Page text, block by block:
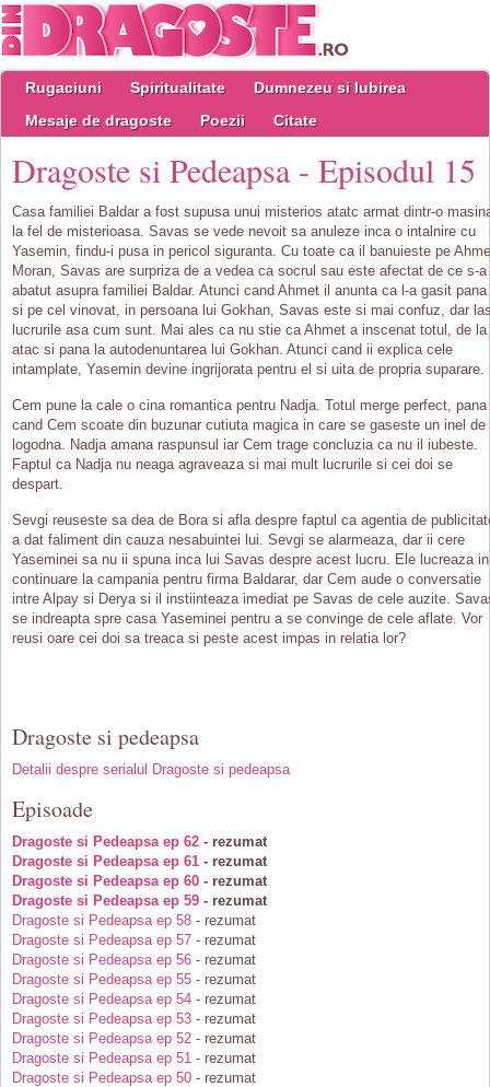
Rugaciuni Spiritualitate
Dumnezeu si Iubirea
Mesaje de dragoste
Poezii Citate
Dragoste si Pedeapsa - Episodul 15
Casa familiei Baldar a fost supusa unui misterios atatc armat dintr-o
la fel de misterioasa. Savas se vede nevoit sa anuleze inca o intalnire cu
Yasemin, findu-i pusa in pericol siguranta. Cu toate ca il banuieste pe
Moran, Savas are surpriza de a vedea ca socrul sau este afectat de ce s-a
abatut asupra familiei Baldar. Atunci cand Ahmet il anunta ca l-a gasit pana
si pe cel vinovat, in persoana lui Gokhan, Savas este si mai confuz, dar
lucrurile asa cum sunt. Mai ales ca nu stie ca Ahmet a inscenat totul, de la
atac si pana la autodenuntarea lui Gokhan. Atunci cand ii explica cele
intamplate, Yasemin devine ingrijorata pentru el si uita de propria suparare.
Cem pune la cale o cina romantica pentru Nadja. Totul merge perfect, pana
cand Cem scoate din buzunar cutiuta magica in care se gaseste un inel de
logodna. Nadja amana raspunsul iar Cem trage concluzia ca nu il iubeste.
Faptul ca Nadja nu neaga agraveaza si mai mult lucrurile si cei doi se
despart.
Sevgi reuseste sa dea de Bora si afla despre faptul ca agentia de
a dat faliment din cauza nesabuintei lui. Sevgi se alarmeaza, dar ii cere
Yaseminei sa nu ii spuna inca lui Savas despre acest lucru. Ele lucreaza in
continuare la campania pentru firma Baldarar, dar Cem aude o conversatie
intre Alpay si Derya si il instiinteaza imediat pe Savas de cele auzite.
se indreapta spre casa Yaseminei pentru a se convinge de cele aflate. Vor
reusi oare cei doi sa treaca si peste acest impas in relatia lor?
Dragoste si pedeapsa
Detalii despre serialul Dragoste si pedeapsa
Episoade
Dragoste si Pedeapsa ep 62 - rezumat
Dragoste si Pedeapsa ep 61 - rezumat
Dragoste si Pedeapsa ep 60 - rezumat
Dragoste si Pedeapsa ep 59 - rezumat
Dragoste si Pedeapsa ep 58 - rezumat
Dragoste si Pedeapsa ep 57 - rezumat
Dragoste si Pedeapsa ep 56 - rezumat
Dragoste si Pedeapsa ep 55 - rezumat
Dragoste si Pedeapsa ep 54 - rezumat
Dragoste si Pedeapsa ep 53 - rezumat
Dragoste si Pedeapsa ep 52 - rezumat
Dragoste si Pedeapsa ep 51 - rezumat
Dragoste si Pedeapsa ep 50 - rezumat